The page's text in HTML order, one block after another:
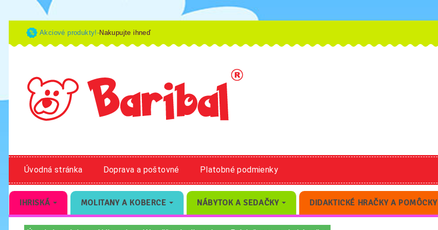
Akciové produkty!-Nakupujte ihneď
Úvodná stránka Doprava a poštovné Platobné podmienky
IHRISKÁ MOLITANY A KOBERCE NÁBYTOK A SEDAČKY DIDAKTICKÉ HRAČKY A POMÔCKY